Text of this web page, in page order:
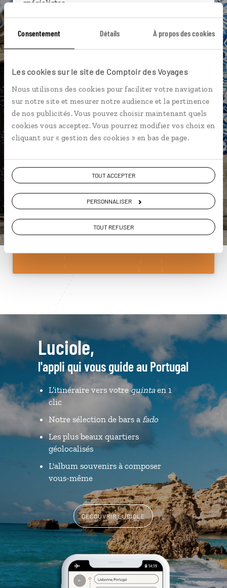
Consentement Détails À propos des cookies
Les cookies sur le site de Comptoir des Voyages
Nous utilisons des cookies pour faciliter votre navigation
sur notre site et mesurer notre audience et la pertinence
de nos publicités. Vous pouvez choisir maintenant quels
cookies vous acceptez. Vous pourrez modifier vos choix en
cliquant sur « gestion des cookies » en bas de page.
TOUT ACCEPTER
PERSONNALISER
TOUT REFUSER
spécialistes
près de vos envies et de la réalité du pays.
connectés en agence, mais aussi par email ou
Vous gardez le même interlocuteur avant,
pendant et après votre voyage.
DEMANDER UN DEVIS
ou
Construisez votre voyage avec un spécialiste Portugal
01 85 08 10 49
Luciole,
l'appli qui vous guide au Portugal
L’itinéraire vers votrequintaen 1
clic
Notre sélection de bars a fado
Les plus beaux quartiers
géolocalisés
L'album souvenirs à composer
vous-même
DÉCOUVRIR LUCIOLE